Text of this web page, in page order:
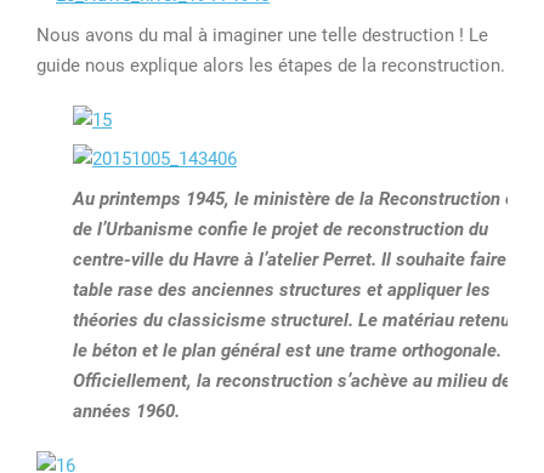
Nous avons du mal à imaginer une telle destruction ! Le
guide nous explique alors les étapes de la reconstruction.
Au printemps 1945, le ministère de la Reconstruction et
de l’Urbanisme confie le projet de reconstruction du
centre-ville du Havre à l’atelier Perret. Il souhaite faire
table rase des anciennes structures et appliquer les
théories du classicisme structurel. Le matériau retenu est
le béton et le plan général est une trame orthogonale.
Officiellement, la reconstruction s’achève au milieu des
années 1960.